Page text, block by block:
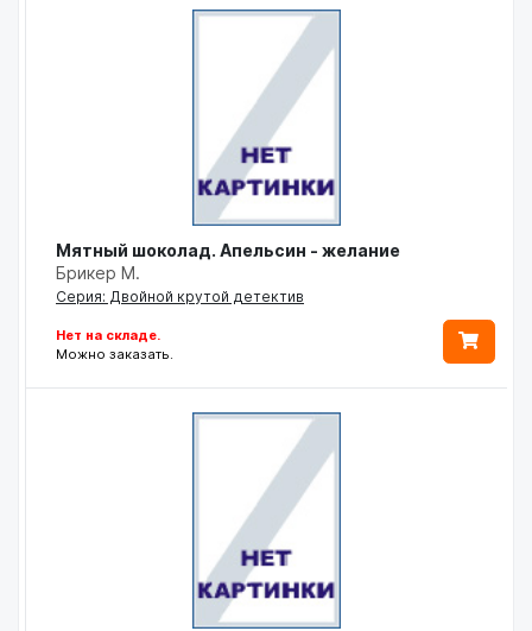
Мятный шоколад. Апельсин - желание
Брикер М.
Серия: Двойной крутой детектив
Нет на складе.
Можно заказать.